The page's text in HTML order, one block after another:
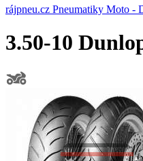
rájpneu.cz Pneumatiky Moto -
3.50-10